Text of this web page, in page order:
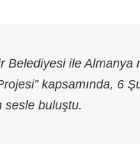
Belediyesi ile Almanya
kapsamında, 6
sesle buluştu.